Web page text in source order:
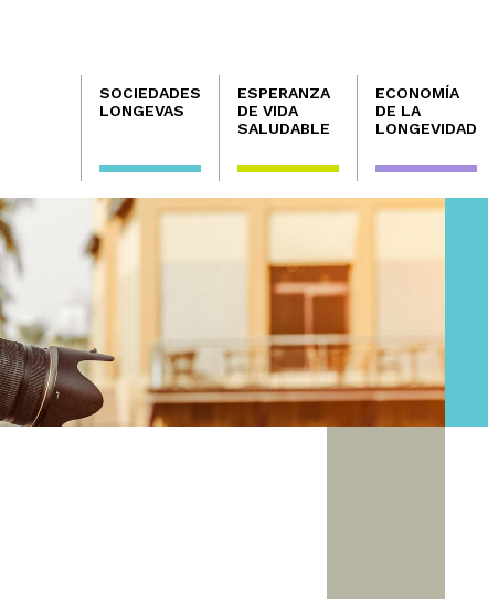
Navegación
principal
SOCIEDADES
LONGEVAS
ESPERANZA
DE VIDA
SALUDABLE
ECONOMÍA
DE LA
LONGEVIDAD